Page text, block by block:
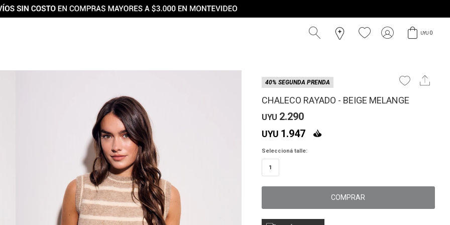
UYU 0
40% SEGUNDA PRENDA
CHALECO RAYADO - BEIGE MELANGE
UYU 2.290
UYU 1.947
Seleccioná talle:
1
COMPRAR